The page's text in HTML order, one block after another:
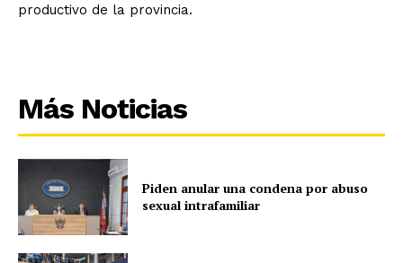
productivo de la provincia.
Más Noticias
Piden anular una condena por abuso
sexual intrafamiliar